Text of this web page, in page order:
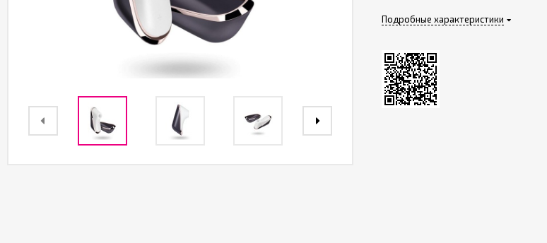
Подробные характеристики